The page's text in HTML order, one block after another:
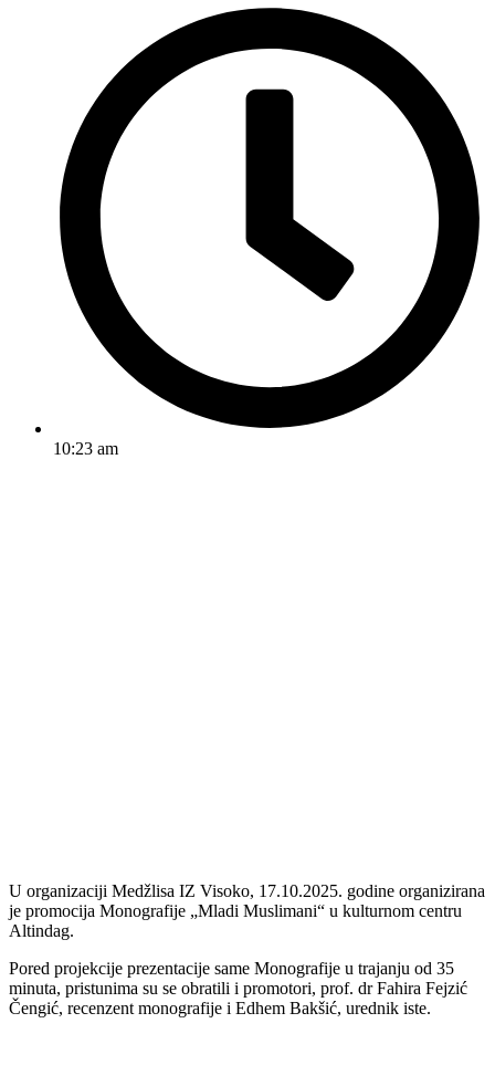
10:23 am
U organizaciji Medžlisa IZ Visoko, 17.10.2025. godine organizirana
je promocija Monografije „Mladi Muslimani“ u kulturnom centru
Altindag.
Pored projekcije prezentacije same Monografije u trajanju od 35
minuta, pristunima su se obratili i promotori, prof. dr Fahira Fejzić
Čengić, recenzent monografije i Edhem Bakšić, urednik iste.